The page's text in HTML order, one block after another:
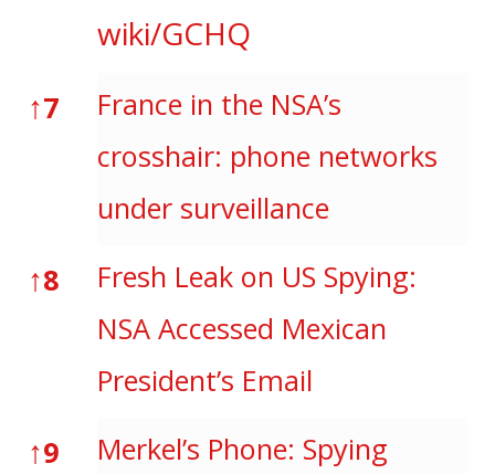
wiki/GCHQ
↑7
France in the NSA’s
crosshair: phone networks
under surveillance
↑8
Fresh Leak on US Spying:
NSA Accessed Mexican
President’s Email
↑9 Merkel’s Phone: Spying